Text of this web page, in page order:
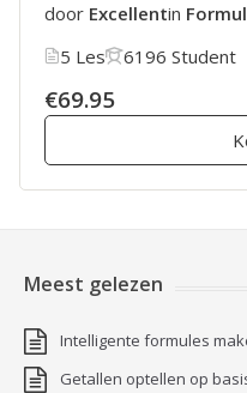
door Excellentin
5 Les
6196 Student
€69.95
Meest gelezen
Intelligente formules
Getallen optellen op